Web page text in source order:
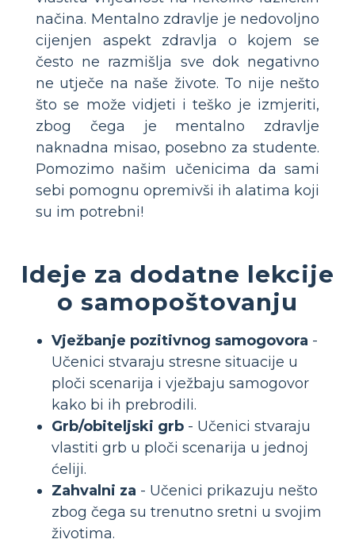
načina. Mentalno zdravlje je nedovoljno
cijenjen aspekt zdravlja o kojem se
često ne razmišlja sve dok negativno
ne utječe na naše živote. To nije nešto
što se može vidjeti i teško je izmjeriti,
zbog čega je mentalno zdravlje
naknadna misao, posebno za studente.
Pomozimo našim učenicima da sami
sebi pomognu opremivši ih alatima koji
su im potrebni!
Ideje za dodatne lekcije
o samopoštovanju
Vježbanje pozitivnog samogovora -
Učenici stvaraju stresne situacije u
ploči scenarija i vježbaju samogovor
kako bi ih prebrodili.
Grb/obiteljski grb - Učenici stvaraju
vlastiti grb u ploči scenarija u jednoj
ćeliji.
Zahvalni za - Učenici prikazuju nešto
zbog čega su trenutno sretni u svojim
životima.